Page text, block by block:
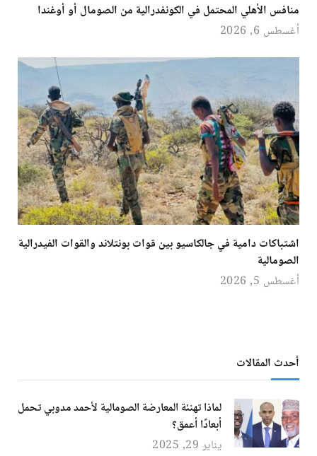
منافس الأهلي المحتمل في الكونفدرالية من الصومال أو أوغندا
أغسطس 6, 2026
اشتباكات دامية في جالكاسيو بين قوات بونتلاند والقوات الفيدرالية
الصومالية
أغسطس 5, 2026
أحدث المقالات
لماذا تهنئة المعارضة الصومالية لأحمد مدوبي تحمل
أبعادًا أعمق؟
يناير 29, 2025